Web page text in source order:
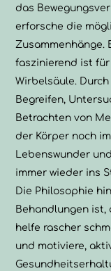
das
erforsche die
Zusammenhänge.
faszinierend ist für
Wirbelsäule.
Begreifen,
Betrachten von
der Körper noch
Lebenswunder
immer wieder ins
Die Philosophie
Behandlungen ist,
helfe rascher
und motiviere,